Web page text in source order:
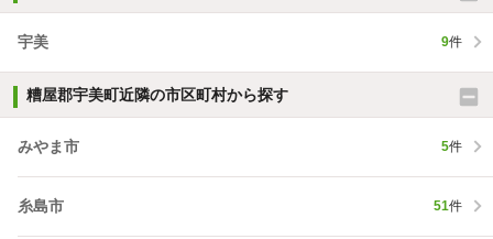
宇美 9件
糟屋郡宇美町近隣の市区町村から探す
みやま市 5件
糸島市 51件